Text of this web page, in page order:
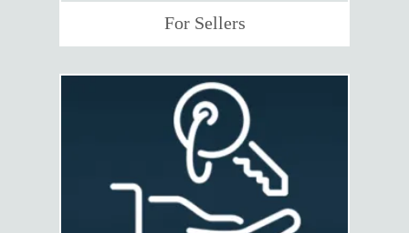
For Sellers